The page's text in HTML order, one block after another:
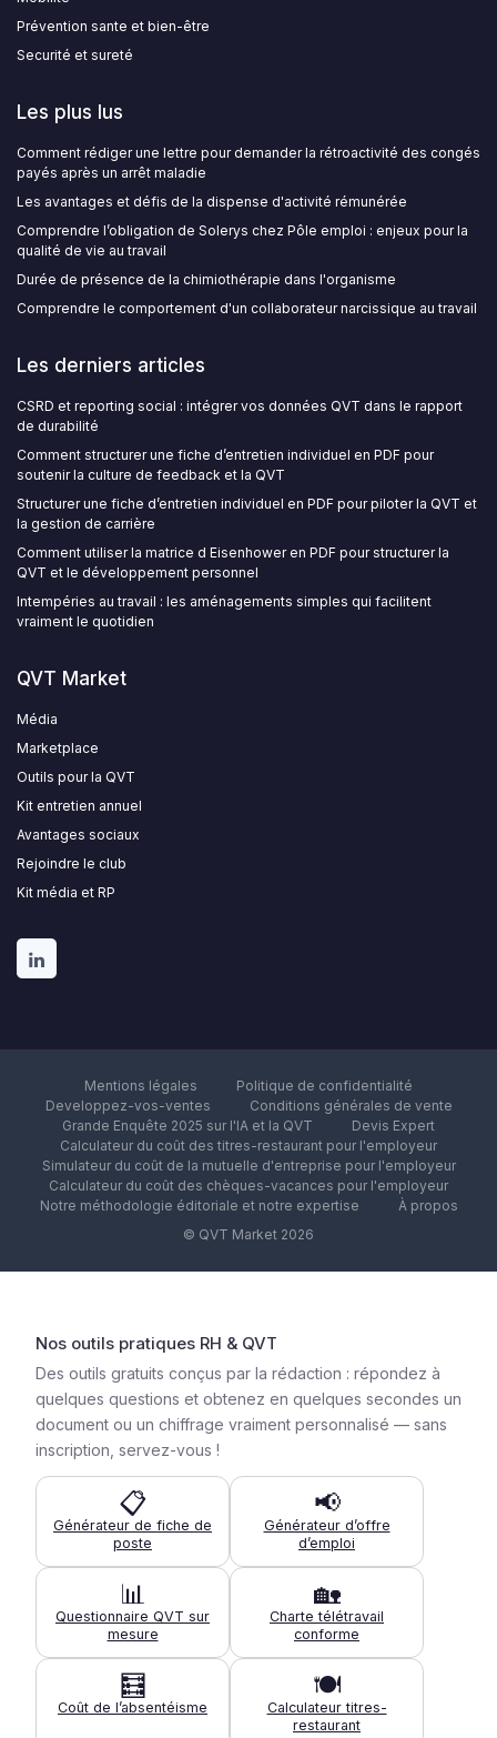
Prévention sante et bien-être
Securité et sureté
Les plus lus
Comment rédiger une lettre pour demander la rétroactivité des congés
payés après un arrêt maladie
Les avantages et défis de la dispense d'activité rémunérée
Comprendre l’obligation de Solerys chez Pôle emploi : enjeux pour la
qualité de vie au travail
Durée de présence de la chimiothérapie dans l'organisme
Comprendre le comportement d'un collaborateur narcissique au travail
Les derniers articles
CSRD et reporting social : intégrer vos données QVT dans le rapport
de durabilité
Comment structurer une fiche d’entretien individuel en PDF pour
soutenir la culture de feedback et la QVT
Structurer une fiche d’entretien individuel en PDF pour piloter la QVT et
la gestion de carrière
Comment utiliser la matrice d Eisenhower en PDF pour structurer la
QVT et le développement personnel
Intempéries au travail : les aménagements simples qui facilitent
vraiment le quotidien
QVT Market
Média
Marketplace
Outils pour la QVT
Kit entretien annuel
Avantages sociaux
Rejoindre le club
Kit média et RP
Mentions légales
Politique de confidentialité
Developpez-vos-ventes
Conditions générales de vente
Grande Enquête 2025 sur l'IA et la QVT
Devis Expert
Calculateur du coût des titres-restaurant pour l'employeur
Simulateur du coût de la mutuelle d'entreprise pour l'employeur
Calculateur du coût des chèques-vacances pour l'employeur
Notre méthodologie éditoriale et notre expertise
À propos
© QVT Market 2026
Nos outils pratiques RH & QVT
Des outils gratuits conçus par la rédaction : répondez à
quelques questions et obtenez en quelques secondes un
document ou un chiffrage vraiment personnalisé — sans
inscription, servez-vous !
📋
Générateur de fiche de
poste
📢
Générateur d’offre
d’emploi
📊
Questionnaire QVT sur
mesure
🏡
Charte télétravail
conforme
🧮
Coût de l’absentéisme
🍽️
Calculateur titres-
restaurant